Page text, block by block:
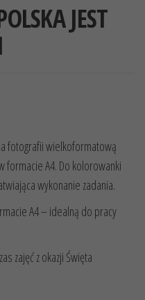
JEST
fotografii wielkoformatową
formacie A4. Do kolorowanki
wykonanie zadania.
A4 – idealną do pracy
zajęć z okazji Święta